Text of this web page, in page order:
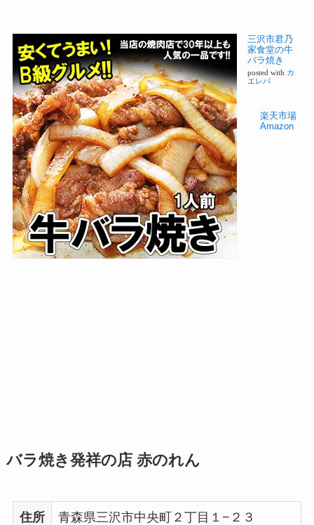
三沢市君乃
家食堂の牛
バラ焼き
posted with カ
エレバ
楽天市場
Amazon
バラ焼き発祥の店 赤のれん
住所 青森県三沢市中央町２丁目１−２３